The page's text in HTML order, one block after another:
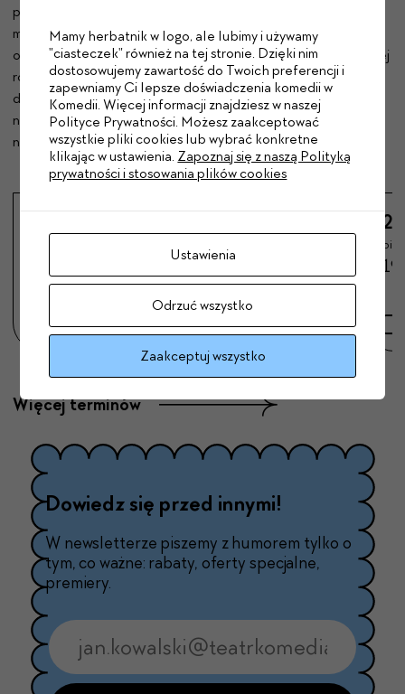
programu” – kobiety i mężczyźni stawiający czoła samotności,
miłosnym potknięciom, starzeniu się, presji spełniania cudzych
oczekiwań. Każda historia może być pretekstem do błyskotliwej
rozmowy, nieoczywistej puenty i spojrzenia na własne życie z
dystansem. Dowcip, ironia i piosenki przeplatają się z refleksją
nad tym, jak współczesny człowiek gubi wewnętrzny głos wśród
nakazów, kompleksów i społecznych ról.
17:00
Więcej terminów
Dowiedz się przed innymi!
W newsletterze piszemy z humorem tylko o
tym, co ważne: rabaty, oferty specjalne,
premiery.
Mamy herbatnik w logo, ale lubimy i używamy
"ciasteczek" również na tej stronie. Dzięki nim
dostosowujemy zawartość do Twoich preferencji i
zapewniamy Ci lepsze doświadczenia komedii w
Komedii. Więcej informacji znajdziesz w naszej
Polityce Prywatności. Możesz zaakceptować
wszystkie pliki cookies lub wybrać konkretne
klikając w ustawienia. Zapoznaj się z naszą Polityką
prywatności i stosowania plików cookies
Ustawienia
Odrzuć wszystko
Zaakceptuj wszystko